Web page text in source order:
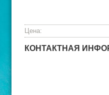
Цена:
КОНТАКТНАЯ